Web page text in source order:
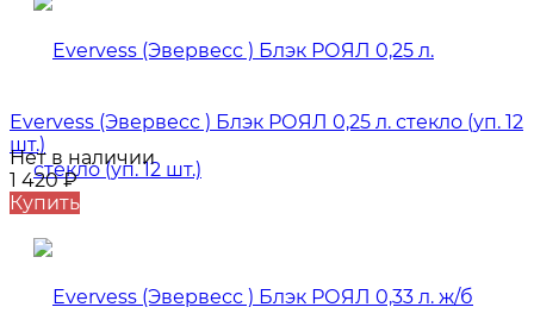
Evervess (Эвервесс ) Блэк РОЯЛ 0,25 л. стекло (уп. 12
шт.)
Нет в наличии
1 420₽
Купить